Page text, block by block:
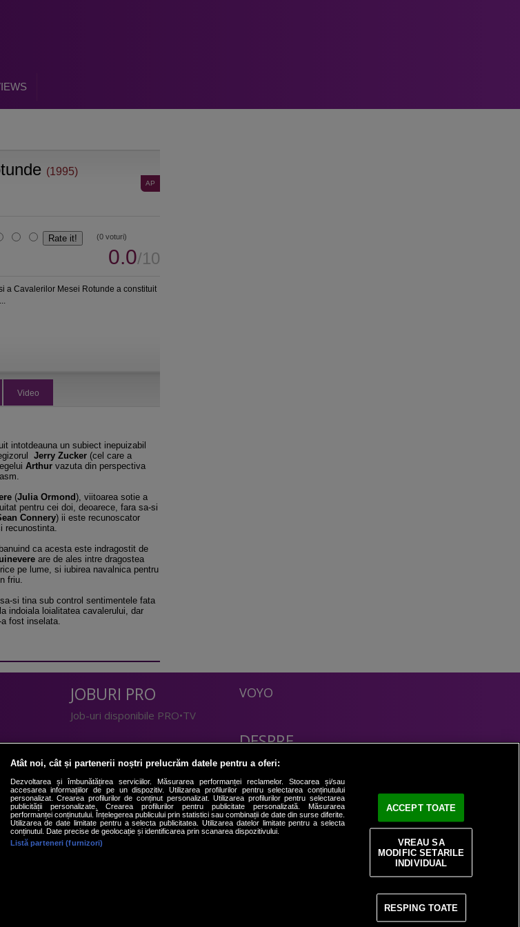
(1995)
AP
(0 voturi)
0.0/10
a Cavalerilor Mesei Rotunde a constituit
Video
intotdeauna un subiect inepuizabil
Jerry Zucker (cel care a
Arthur vazuta din perspectiva
(Julia Ormond), viitoarea sotie a
pentru cei doi, deoarece, fara sa-si
Connery) ii este recunoscator
recunostinta.
ca acesta este indragostit de
are de ales intre dragostea
pe lume, si iubirea navalnica pentru
friu.
si tina sub control sentimentele fata
indoiala loialitatea cavalerului, dar
fost inselata.
JOBURI PRO
Job-uri disponibile PRO•TV
LIFESTYLE
Doctor de Bine
Acasă
Acasă Gold
Perfecte
DeBarbati
VOYO
DESPRE
Politica Confidentialitate
Contact
Atât noi, cât și partenerii noștri prelucrăm datele pentru a oferi:
Dezvoltarea și îmbunătățirea serviciilor. Măsurarea performanței reclamelor. Stocarea și/sau
accesarea informațiilor de pe un dispozitiv. Utilizarea profilurilor pentru selectarea conținutului
personalizat. Crearea profilurilor de conținut personalizat. Utilizarea profilurilor pentru selectarea
publicității personalizate. Crearea profilurilor pentru publicitate personalizată. Măsurarea
performanței conținutului. Înțelegerea publicului prin statistici sau combinații de date din surse diferite.
Utilizarea de date limitate pentru a selecta publicitatea. Utilizarea datelor limitate pentru a selecta
conținutul. Date precise de geolocație și identificarea prin scanarea dispozitivului.
Listă parteneri (furnizori)
ACCEPT TOATE
RESPING TOATE
VREAU SA
MODIFIC SETARILE
INDIVIDUAL